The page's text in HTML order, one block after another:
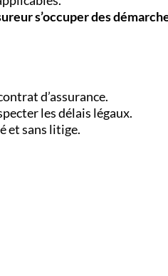
s’occuper des
d’assurance.
les délais légaux.
et sans litige.